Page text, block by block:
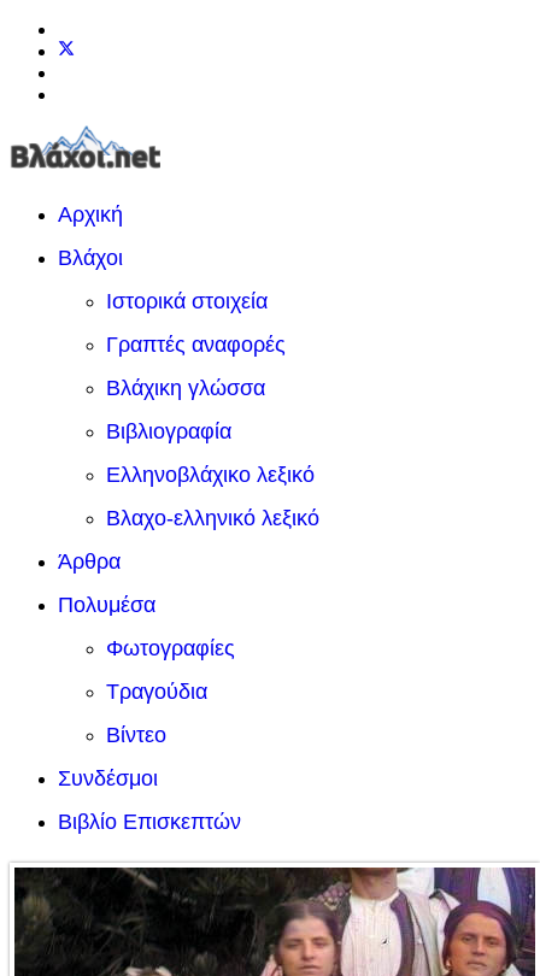
Αρχική
Βλάχοι
Ιστορικά στοιχεία
Γραπτές αναφορές
Βλάχικη γλώσσα
Βιβλιογραφία
Ελληνοβλάχικο λεξικό
Βλαχο-ελληνικό λεξικό
Άρθρα
Πολυμέσα
Φωτογραφίες
Τραγούδια
Βίντεο
Συνδέσμοι
Βιβλίο Επισκεπτών